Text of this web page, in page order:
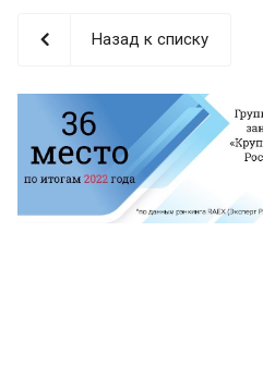
Назад к списку